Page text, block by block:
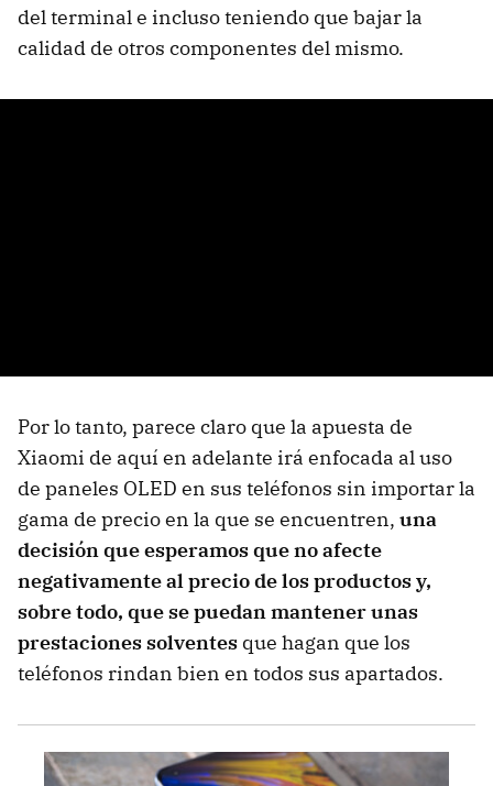
del terminal e incluso teniendo que bajar la
calidad de otros componentes del mismo.
Por lo tanto, parece claro que la apuesta de
Xiaomi de aquí en adelante irá enfocada al uso
de paneles OLED en sus teléfonos sin importar la
gama de precio en la que se encuentren, una
decisión que esperamos que no afecte
negativamente al precio de los productos y,
sobre todo, que se puedan mantener unas
prestaciones solventes que hagan que los
teléfonos rindan bien en todos sus apartados.